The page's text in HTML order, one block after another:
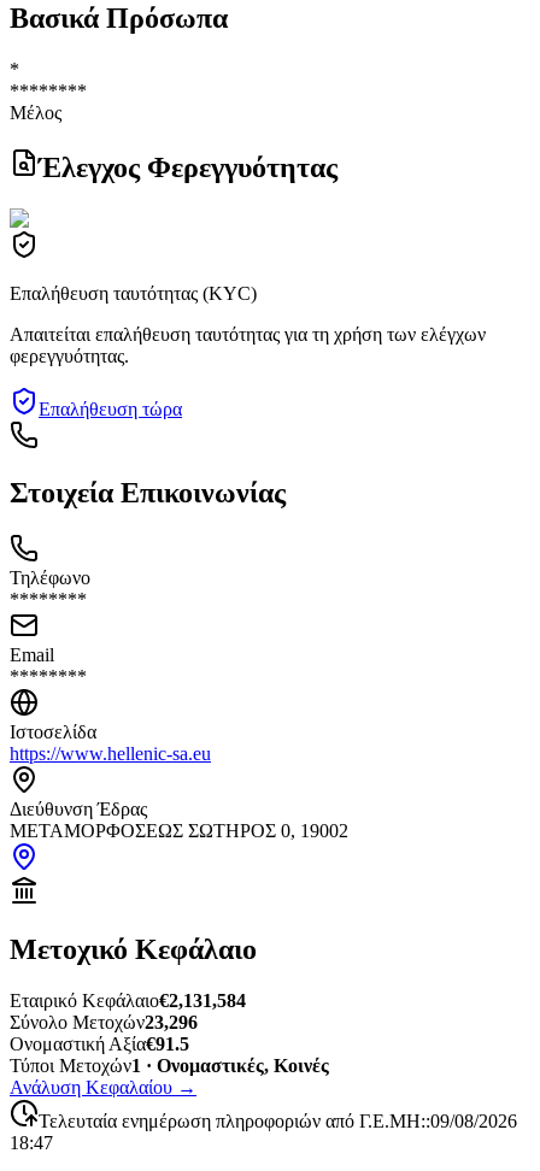
Βασικά Πρόσωπα
*
********
Μέλος
Έλεγχος Φερεγγυότητας
Επαλήθευση ταυτότητας (KYC)
Απαιτείται επαλήθευση ταυτότητας για τη χρήση των ελέγχων
φερεγγυότητας.
Επαλήθευση τώρα
Στοιχεία Επικοινωνίας
Τηλέφωνο
********
Email
********
Ιστοσελίδα
https://www.hellenic-sa.eu
Διεύθυνση Έδρας
ΜΕΤΑΜΟΡΦΟΣΕΩΣ ΣΩΤΗΡΟΣ 0, 19002
Μετοχικό Κεφάλαιο
Εταιρικό Κεφάλαιο€2,131,584
Σύνολο Μετοχών23,296
Ονομαστική Αξία€91.5
Τύποι Μετοχών1 · Ονομαστικές, Κοινές
Ανάλυση Κεφαλαίου →
Τελευταία ενημέρωση πληροφοριών από Γ.Ε.ΜΗ::09/08/2026
18:47